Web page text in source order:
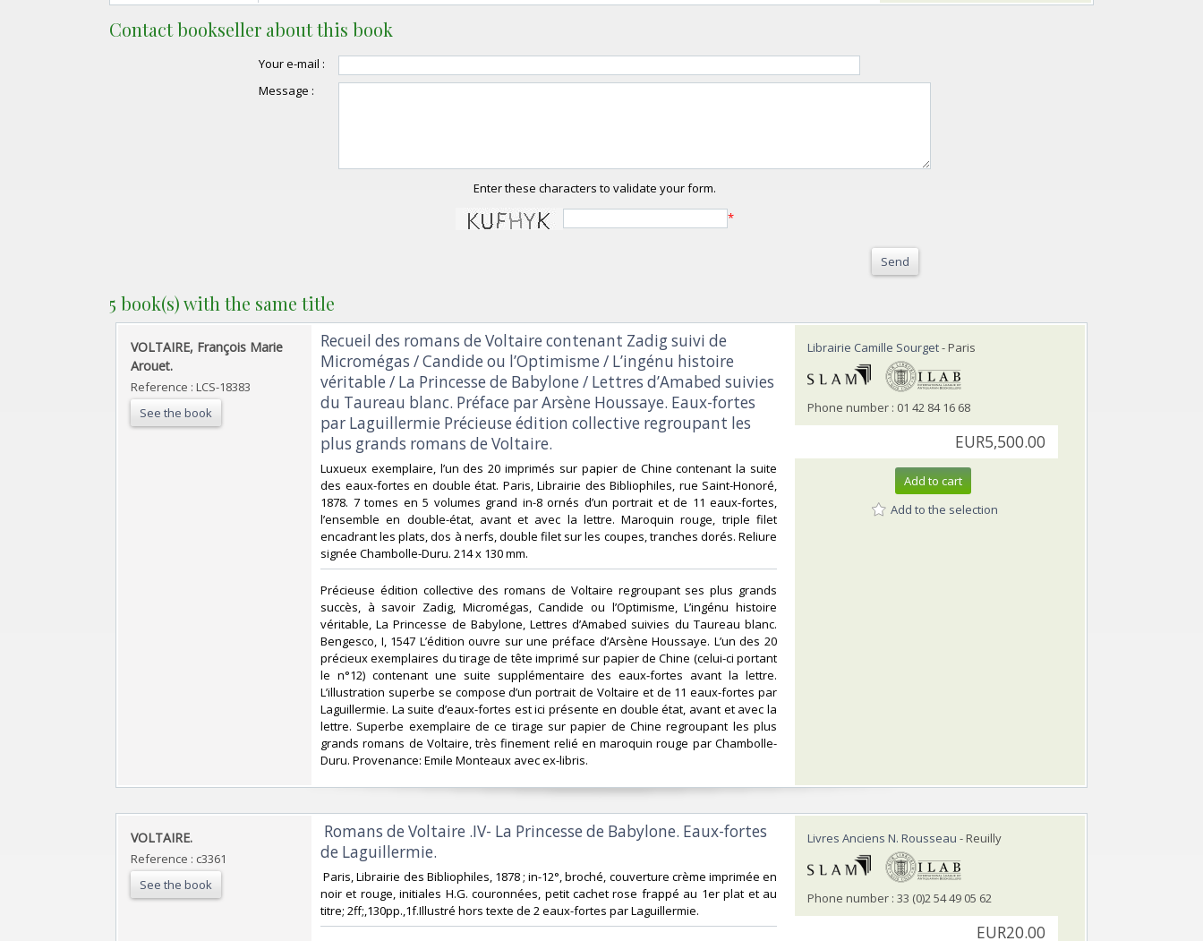
Contact bookseller about this book
Your e-mail :
Message :
Enter these characters to validate your form.
*
Send
5 book(s) with the same title
‎VOLTAIRE, François Marie
Arouet.‎
Reference : LCS-18383
See the book
‎Recueil des romans de Voltaire contenant Zadig suivi de
Micromégas / Candide ou l’Optimisme / L’ingénu histoire
véritable / La Princesse de Babylone / Lettres d’Amabed suivies
du Taureau blanc. Préface par Arsène Houssaye. Eaux-fortes
par Laguillermie Précieuse édition collective regroupant les
plus grands romans de Voltaire.‎
‎Luxueux exemplaire, l’un des 20 imprimés sur papier de Chine contenant la suite
des eaux-fortes en double état. Paris, Librairie des Bibliophiles, rue Saint-Honoré,
1878. 7 tomes en 5 volumes grand in-8 ornés d’un portrait et de 11 eaux-fortes,
l’ensemble en double-état, avant et avec la lettre. Maroquin rouge, triple filet
encadrant les plats, dos à nerfs, double filet sur les coupes, tranches dorés. Reliure
signée Chambolle-Duru. 214 x 130 mm.‎
‎Précieuse édition collective des romans de Voltaire regroupant ses plus grands
succès, à savoir Zadig, Micromégas, Candide ou l’Optimisme, L’ingénu histoire
véritable, La Princesse de Babylone, Lettres d’Amabed suivies du Taureau blanc.
Bengesco, I, 1547 L’édition ouvre sur une préface d’Arsène Houssaye. L’un des 20
précieux exemplaires du tirage de tête imprimé sur papier de Chine (celui-ci portant
le n°12) contenant une suite supplémentaire des eaux-fortes avant la lettre.
L’illustration superbe se compose d’un portrait de Voltaire et de 11 eaux-fortes par
Laguillermie. La suite d’eaux-fortes est ici présente en double état, avant et avec la
lettre. Superbe exemplaire de ce tirage sur papier de Chine regroupant les plus
grands romans de Voltaire, très finement relié en maroquin rouge par Chambolle-
Duru. Provenance: Emile Monteaux avec ex-libris.‎
Librairie Camille Sourget- Paris
Phone number : 01 42 84 16 68
EUR5,500.00
Add to cart
Add to the selection
‎VOLTAIRE.‎
Reference : c3361
See the book
‎ Romans de Voltaire .IV- La Princesse de Babylone. Eaux-fortes
de Laguillermie.‎
‎ Paris, Librairie des Bibliophiles, 1878 ; in-12°, broché, couverture crème imprimée en
noir et rouge, initiales H.G. couronnées, petit cachet rose frappé au 1er plat et au
titre; 2ff;,130pp.,1f.Illustré hors texte de 2 eaux-fortes par Laguillermie.‎
Livres Anciens N. Rousseau - Reuilly
Phone number : 33 (0)2 54 49 05 62
EUR20.00